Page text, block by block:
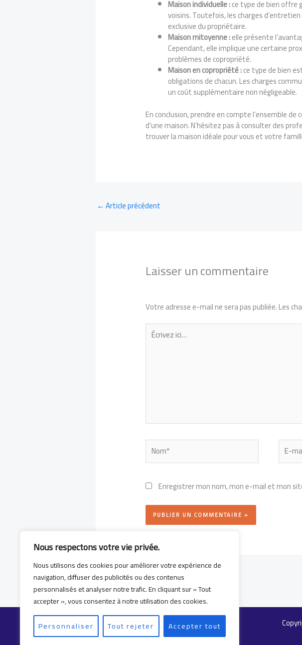
Nous respectons votre vie privée.
Nous utilisons des cookies pour améliorer votre expérience de
navigation, diffuser des publicités ou des contenus
personnalisés et analyser notre trafic. En cliquant sur « Tout
accepter », vous consentez à notre utilisation des cookies.
Personnaliser
Tout rejeter Accepter tout
Maison individuelle :ce type de bien
voisins. Toutefois, les charges
exclusive du propriétaire.
Maison mitoyenne :elle présente
Cependant, elle implique une certaine
problèmes de copropriété.
Maison en copropriété :ce type de bien
obligations de chacun. Les charges
un coût supplémentaire non négligeable.
En conclusion, prendre en compte l’ensemble
d’une maison. N’hésitez pas à consulter des
trouver la maison idéale pour vous et votre
← Article précédent
Laisser un commentaire
Votre adresse e-mail ne sera pas publiée.Les
Écrivez
ici…
Nom* E-
mail*
Enregistrer mon nom, mon e-mail et mon